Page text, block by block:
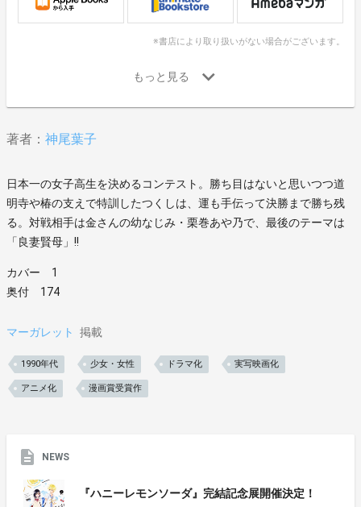
※書店により取り扱いがない場合がございます。
著者： 神尾葉子
日本一の女子高生を決めるコンテスト。勝ち目はないと思いつつ道
明寺や椿の支えで特訓したつくしは、運も手伝って決勝まで勝ち残
る。対戦相手は金さんの幼なじみ・栗巻あや乃で、最後のテーマは
「良妻賢母」!!
カバー 1
奥付 174
マーガレット 掲載
1990年代 少女・女性 ドラマ化 実写映画化
アニメ化 漫画賞受賞作
NEWS
『ハニーレモンソーダ』完結記念展開催決定！